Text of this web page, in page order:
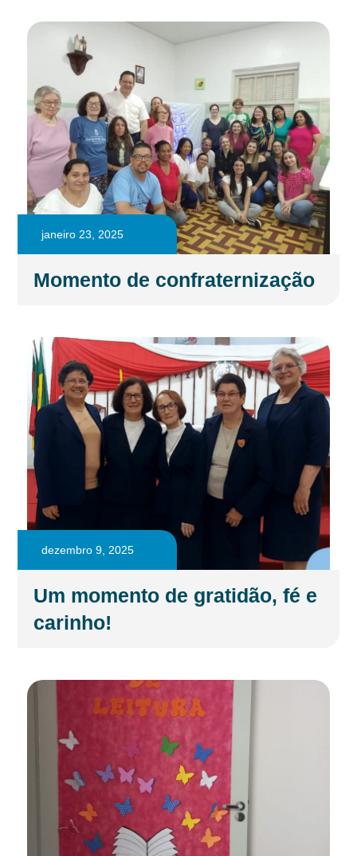
janeiro 23, 2025
Momento de confraternização
dezembro 9, 2025
Um momento de gratidão, fé e
carinho!